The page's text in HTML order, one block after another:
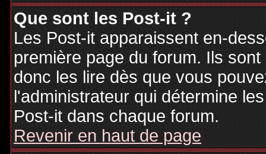
Que sont les Post-it ?
Les Post-it apparaissent en-
première page du forum. Ils
donc les lire dès que vous
l'administrateur qui détermine
Post-it dans chaque forum.
Revenir en haut de page